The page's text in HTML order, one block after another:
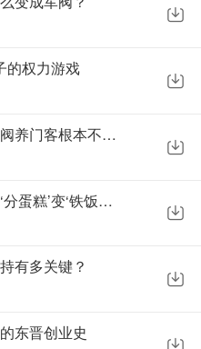
的权力游戏
6. 辟谣：孟尝君养士跟门阀养门客根本不是一回事
7. 九品中正制：魏文帝的‘分蛋糕’变‘铁饭碗’
有多关键？
东晋创业史